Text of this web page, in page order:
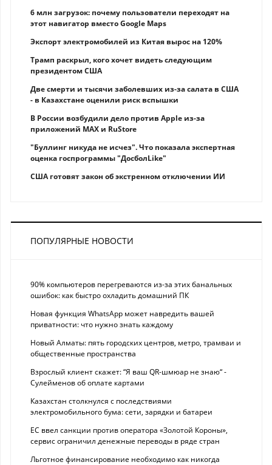
6 млн загрузок: почему пользователи переходят на
этот навигатор вместо Google Maps
Экспорт электромобилей из Китая вырос на 120%
Трамп раскрыл, кого хочет видеть следующим
президентом США
Две смерти и тысячи заболевших из-за салата в США
- в Казахстане оценили риск вспышки
В России возбудили дело против Apple из-за
приложений MAX и RuStore
"Буллинг никуда не исчез". Что показала экспертная
оценка госпрограммы "ДосболLike"
США готовят закон об экстренном отключении ИИ
ПОПУЛЯРНЫЕ НОВОСТИ
90% компьютеров перегреваются из-за этих банальных
ошибок: как быстро охладить домашний ПК
Новая функция WhatsApp может навредить вашей
приватности: что нужно знать каждому
Новый Алматы: пять городских центров, метро, трамваи и
общественные пространства
Взрослый клиент скажет: “Я ваш QR-шмюар не знаю“ -
Сулейменов об оплате картами
Казахстан столкнулся с последствиями
электромобильного бума: сети, зарядки и батареи
ЕС ввел санкции против оператора «Золотой Короны»,
сервис ограничил денежные переводы в ряде стран
Льготное финансирование необходимо как никогда